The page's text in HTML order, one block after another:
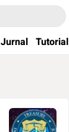
Jurnal Tutorial